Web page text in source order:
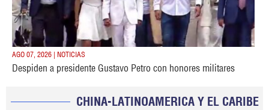
AGO 07, 2026 | NOTICIAS
Despiden a presidente Gustavo Petro con honores militares
CHINA-LATINOAMERICA Y EL CARIBE